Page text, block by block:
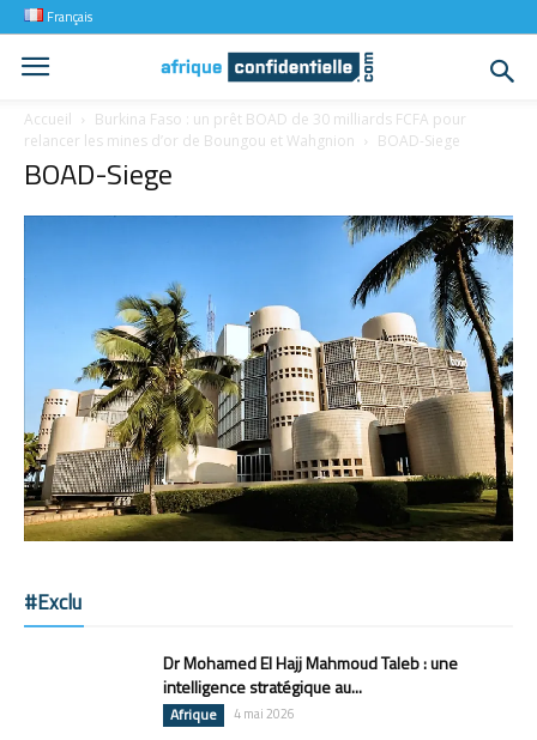
Français
Accueil
Burkina Faso : un prêt BOAD de 30 milliards FCFA pour
relancer les mines d’or de Boungou et Wahgnion
BOAD-Siege
BOAD-Siege
#Exclu
Dr Mohamed El Hajj Mahmoud Taleb : une
intelligence stratégique au...
Afrique 4 mai 2026